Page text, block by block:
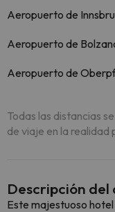
Aeropuerto de
Aeropuerto de
Aeropuerto de
Todas las distancias
de viaje en la realidad
Descripción
Este majestuoso